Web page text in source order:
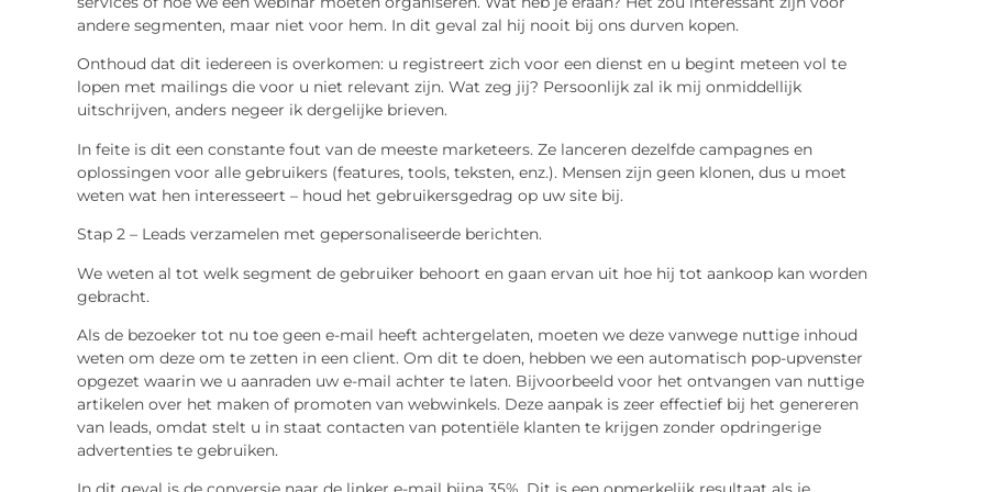
andere segmenten, maar niet voor hem. In dit geval zal hij nooit bij ons durven kopen.
Onthoud dat dit iedereen is overkomen: u registreert zich voor een dienst en u begint meteen vol te
lopen met mailings die voor u niet relevant zijn. Wat zeg jij? Persoonlijk zal ik mij onmiddellijk
uitschrijven, anders negeer ik dergelijke brieven.
In feite is dit een constante fout van de meeste marketeers. Ze lanceren dezelfde campagnes en
oplossingen voor alle gebruikers (features, tools, teksten, enz.). Mensen zijn geen klonen, dus u moet
weten wat hen interesseert – houd het gebruikersgedrag op uw site bij.
Stap 2 – Leads verzamelen met gepersonaliseerde berichten.
We weten al tot welk segment de gebruiker behoort en gaan ervan uit hoe hij tot aankoop kan worden
gebracht.
Als de bezoeker tot nu toe geen e-mail heeft achtergelaten, moeten we deze vanwege nuttige inhoud
weten om deze om te zetten in een client. Om dit te doen, hebben we een automatisch pop-upvenster
opgezet waarin we u aanraden uw e-mail achter te laten. Bijvoorbeeld voor het ontvangen van nuttige
artikelen over het maken of promoten van webwinkels. Deze aanpak is zeer effectief bij het genereren
van leads, omdat stelt u in staat contacten van potentiële klanten te krijgen zonder opdringerige
advertenties te gebruiken.